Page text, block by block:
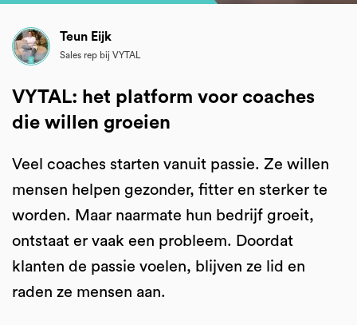
Teun Eijk
Sales rep bij VYTAL
VYTAL: het platform voor coaches
die willen groeien
Veel coaches starten vanuit passie. Ze willen
mensen helpen gezonder, fitter en sterker te
worden. Maar naarmate hun bedrijf groeit,
ontstaat er vaak een probleem. Doordat
klanten de passie voelen, blijven ze lid en
raden ze mensen aan.